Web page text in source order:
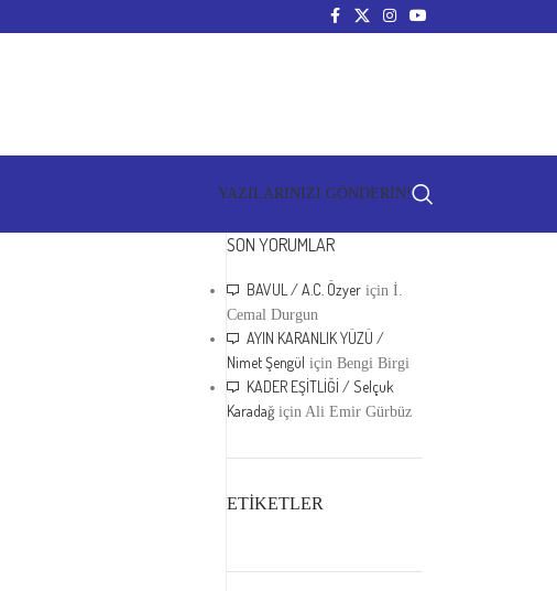
YAZILARINIZI GÖNDERİN!
SON YORUMLAR
BAVUL / A.C. Özyer içinİ.
Cemal Durgun
AYIN KARANLIK YÜZÜ /
Nimet Şengül içinBengi Birgi
KADER EŞİTLİĞİ / Selçuk
Karadağ içinAli Emir Gürbüz
ETİKETLER